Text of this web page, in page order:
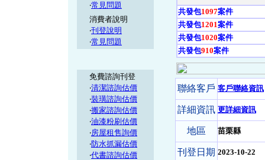
‧常見問題
消費者說明
‧刊登說明
‧常見問題
免費諮詢刊登
‧清潔諮詢估價
‧裝璜諮詢估價
‧搬家諮詢估價
‧油漆粉刷估價
‧房屋租售詢價
‧防水抓漏估價
‧代書諮詢估價
共發包1097案件
共發包1201案件
共發包1020案件
共發包910案件
聯絡客戶 客戶聯絡資訊
詳細資訊 更詳細資訊
地區 苗栗縣
刊登日期 2023-10-22